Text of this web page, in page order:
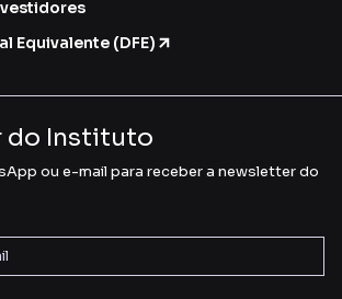
Equivalente (DFE)
do Instituto
ou e-mail para receber a newsletter do